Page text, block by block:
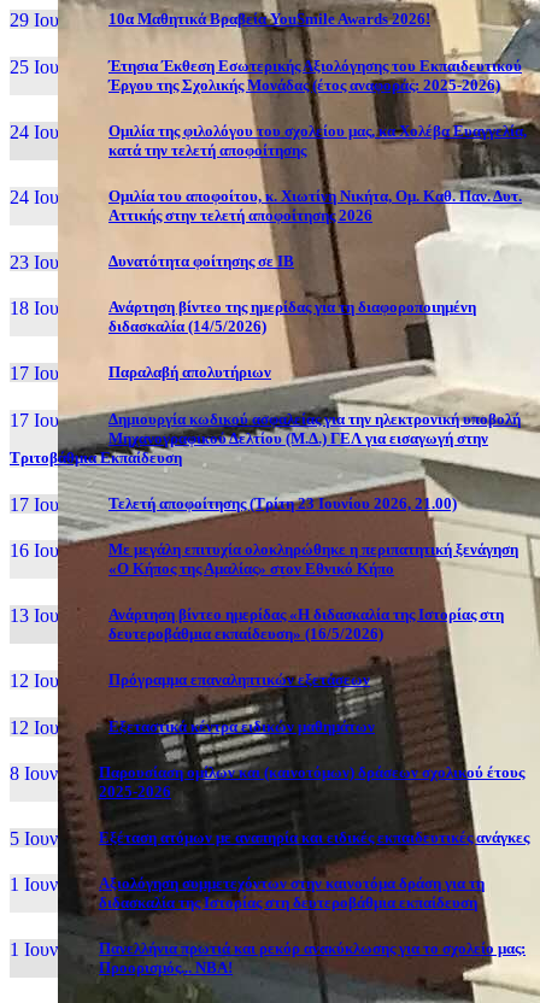
29 Ιουν, 26 10α Μαθητικά Βραβεία YouSmile Awards 2026!
25 Ιουν, 26
Έτησια Έκθεση Εσωτερικής Αξιολόγησης του Εκπαιδευτικού
Έργου της Σχολικής Μονάδας (έτος αναφοράς: 2025-2026)
24 Ιουν, 26
Ομιλία της φιλολόγου του σχολείου μας, κα Χολέβα Ευαγγελία,
κατά την τελετή αποφοίτησης
24 Ιουν, 26
Ομιλία του αποφοίτου, κ. Χιωτίνη Νικήτα, Ομ. Καθ. Παν. Δυτ.
Αττικής στην τελετή αποφοίτησης 2026
23 Ιουν, 26 Δυνατότητα φοίτησης σε ΙΒ
18 Ιουν, 26
Ανάρτηση βίντεο της ημερίδας για τη διαφοροποιημένη
διδασκαλία (14/5/2026)
17 Ιουν, 26 Παραλαβή απολυτήριων
17 Ιουν, 26
Δημιουργία κωδικού ασφαλείας για την ηλεκτρονική υποβολή
Μηχανογραφικού Δελτίου (Μ.Δ.) ΓΕΛ για εισαγωγή στην
Τριτοβάθμια Εκπαίδευση
17 Ιουν, 26 Τελετή αποφοίτησης (Τρίτη 23 Ιουνίου 2026, 21.00)
16 Ιουν, 26
Με μεγάλη επιτυχία ολοκληρώθηκε η περιπατητική ξενάγηση
«Ο Κήπος της Αμαλίας» στον Εθνικό Κήπο
13 Ιουν, 26
Ανάρτηση βίντεο ημερίδας «Η διδασκαλία της Ιστορίας στη
δευτεροβάθμια εκπαίδευση» (16/5/2026)
12 Ιουν, 26 Πρόγραμμα επαναληπτικών εξετάσεων
12 Ιουν, 26 Εξεταστικά κέντρα ειδικών μαθημάτων
8 Ιουν, 26
Παρουσίαση ομίλων και (καινοτόμων) δράσεων σχολικού έτους
2025-2026
5 Ιουν, 26 Εξέταση ατόμων με αναπηρία και ειδικές εκπαιδευτικές ανάγκες
1 Ιουν, 26
Αξιολόγηση συμμετεχόντων στην καινοτόμα δράση για τη
διδασκαλία της Ιστορίας στη δευτεροβάθμια εκπαίδευση
1 Ιουν, 26
Πανελλήνια πρωτιά και ρεκόρ ανακύκλωσης για το σχολείο μας:
Προορισμός... NBA!